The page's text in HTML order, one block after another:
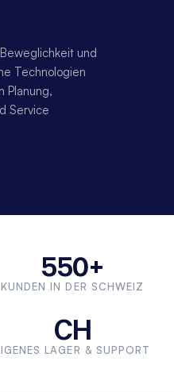
und
Technologien
Planung,
Service
550+
KUNDEN IN DER SCHWEIZ
CH
LAGER & SUPPORT